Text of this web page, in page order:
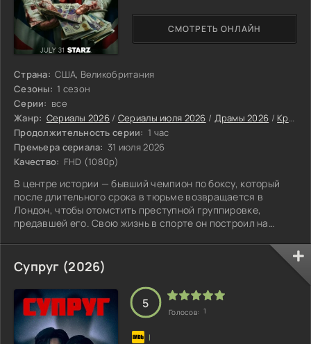
Страна: США, Великобритания
Сезоны: 1 сезон
Серии: все
Жанр: Сериалы 2026 / Сериалы июля 2026 / Драмы 2026 / Криминальные сериалы 2026
Продолжительность серии: 1 час
Премьера сериала: 31 июля 2026
Качество: FHD (1080p)
В центре истории — бывший чемпион по боксу, который
после длительного срока в тюрьме возвращается в
Лондон, чтобы отомстить преступной группировке,
предавшей его. Свою жизнь в спорте он построил на
СМОТРЕТЬ ОНЛАЙН
Супруг (2026)
5
Голосов: 1